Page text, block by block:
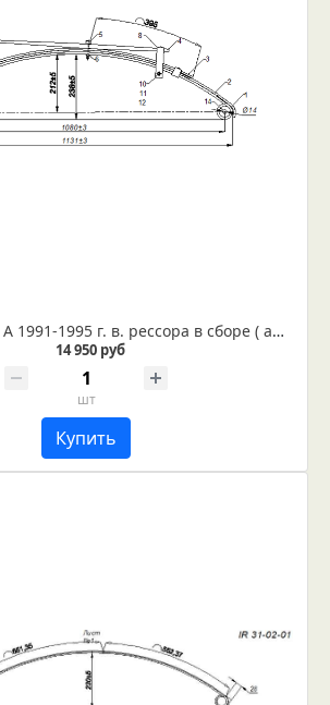
OPEL FRONTERA A 1991-1995 г. в. рессора в сборе ( арт. IR 31-02в)
14 950 руб
шт
Купить